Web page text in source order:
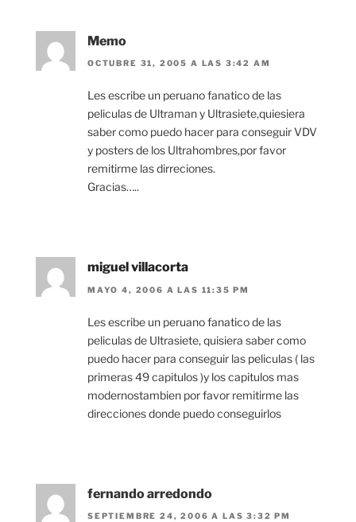
Memo
OCTUBRE 31, 2005 A LAS 3:42 AM
Les escribe un peruano fanatico de las
peliculas de Ultraman y Ultrasiete,quiesiera
saber como puedo hacer para conseguir VDV
y posters de los Ultrahombres,por favor
remitirme las dirreciones.
Gracias…..
miguel villacorta
MAYO 4, 2006 A LAS 11:35 PM
Les escribe un peruano fanatico de las
peliculas de Ultrasiete, quisiera saber como
puedo hacer para conseguir las peliculas ( las
primeras 49 capitulos )y los capitulos mas
modernostambien por favor remitirme las
direcciones donde puedo conseguirlos
fernando arredondo
SEPTIEMBRE 24, 2006 A LAS 3:32 PM